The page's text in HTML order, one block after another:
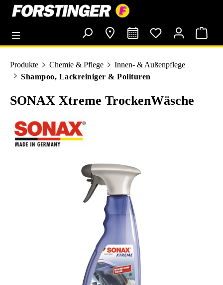
springen
Produkte Chemie & Pflege
Innen- & Außenpflege
Shampoo, Lackreiniger & Polituren
SONAX Xtreme TrockenWäsche
Bildergalerie überspringen